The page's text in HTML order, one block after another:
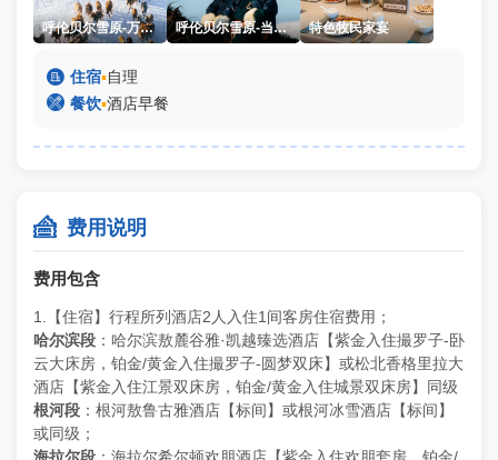
呼伦贝尔雪原-万马奔腾 呼伦贝尔雪原-当地牧民 特色牧民家宴
 住宿▪自理
 餐饮▪酒店早餐
 费用说明
费用包含
1.【住宿】行程所列酒店2人入住1间客房住宿费用；
哈尔滨段 ：哈尔滨敖麓谷雅·凯越臻选酒店【紫金入住撮罗子-卧
云大床房，铂金/黄金入住撮罗子-圆梦双床】或松北香格里拉大
酒店【紫金入住江景双床房，铂金/黄金入住城景双床房】同级
根河段 ：根河敖鲁古雅酒店【标间】或根河冰雪酒店【标间】
或同级；